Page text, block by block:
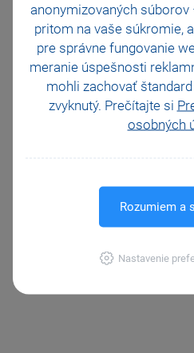
anonymizovaných súborov
pritom na vaše súkromie,
pre správne fungovanie
meranie úspešnosti
mohli zachovať
zvyknutý. Prečítajte si
osobných
Rozumiem a
Nastavenie